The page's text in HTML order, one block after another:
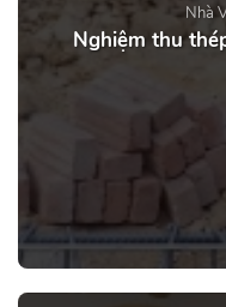
Nhà
Nghiệm thu